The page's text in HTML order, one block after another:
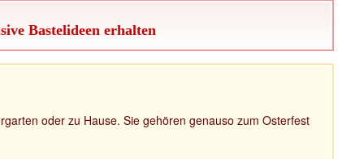
Bastelideen erhalten
oder zu Hause. Sie gehören genauso zum Osterfest